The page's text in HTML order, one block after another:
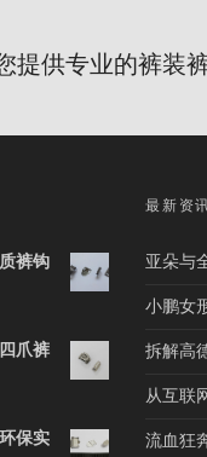
提供专业的裤装
裤钩
爪裤
保实
最新资
亚朵与
小鹏女
拆解高
从互联
流血狂